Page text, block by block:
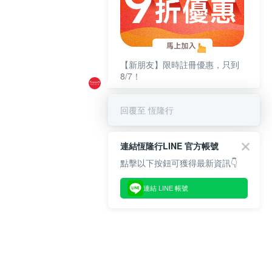
【新朋友】限時註冊優惠，只到
8/7！
回覆至 恆隆行
連結恆隆行LINE 官方帳號
點擊以下按鈕可獲得最新資訊👇
連結 LINE 帳號